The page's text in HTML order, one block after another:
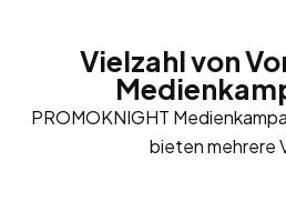
Vielzahl von
PROMOKNIGHT
bieten mehrere